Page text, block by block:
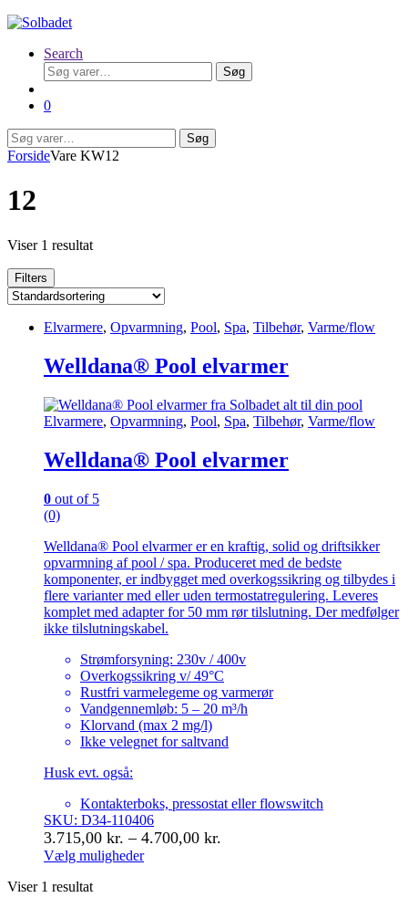
Search
Søg
efter:
Søg
0
Søg
efter:
Søg
ForsideVare KW12
12
Viser 1 resultat
Filters
Elvarmere, Opvarmning, Pool, Spa, Tilbehør, Varme/flow
Welldana® Pool elvarmer
Elvarmere, Opvarmning, Pool, Spa, Tilbehør, Varme/flow
Welldana® Pool elvarmer
0 out of 5
(0)
Welldana® Pool elvarmer er en kraftig, solid og driftsikker
opvarmning af pool / spa. Produceret med de bedste
komponenter, er indbygget med overkogssikring og tilbydes i
flere varianter med eller uden termostatregulering. Leveres
komplet med adapter for 50 mm rør tilslutning. Der medfølger
ikke tilslutningskabel.
Strømforsyning: 230v / 400v
Overkogssikring v/ 49°C
Rustfri varmelegeme og varmerør
Vandgennemløb: 5 – 20 m³/h
Klorvand (max 2 mg/l)
Ikke velegnet for saltvand
Husk evt. også:
Kontakterboks, pressostat eller flowswitch
SKU: D34-110406
3.715,00 kr. – 4.700,00 kr.
Vælg muligheder
vare
Viser 1 resultat